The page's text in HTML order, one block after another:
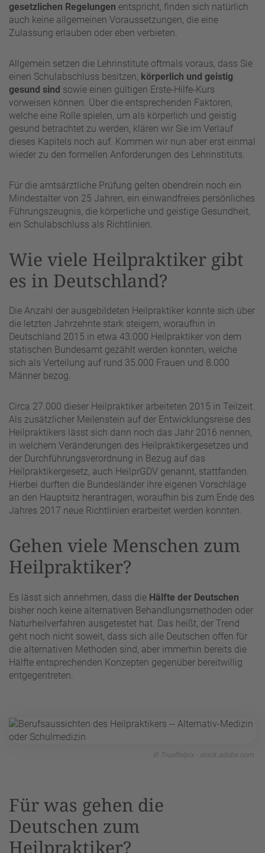
gesetzlichen Regelungen entspricht, finden sich natürlich
auch keine allgemeinen Voraussetzungen, die eine
Zulassung erlauben oder eben verbieten.
Allgemein setzen die Lehrinstitute oftmals voraus, dass Sie
einen Schulabschluss besitzen, körperlich und geistig
gesund sind sowie einen gültigen Erste-Hilfe-Kurs
vorweisen können. Über die entsprechenden Faktoren,
welche eine Rolle spielen, um als körperlich und geistig
gesund betrachtet zu werden, klären wir Sie im Verlauf
dieses Kapitels noch auf. Kommen wir nun aber erst einmal
wieder zu den formellen Anforderungen des Lehrinstituts.
Für die amtsärztliche Prüfung gelten obendrein noch ein
Mindestalter von 25 Jahren, ein einwandfreies persönliches
Führungszeugnis, die körperliche und geistige Gesundheit,
ein Schulabschluss als Richtlinien.
Wie viele Heilpraktiker gibt
es in Deutschland?
Die Anzahl der ausgebildeten Heilpraktiker konnte sich über
die letzten Jahrzehnte stark steigern, woraufhin in
Deutschland 2015 in etwa 43.000 Heilpraktiker von dem
statischen Bundesamt gezählt werden konnten, welche
sich als Verteilung auf rund 35.000 Frauen und 8.000
Männer bezog.
Circa 27.000 dieser Heilpraktiker arbeiteten 2015 in Teilzeit.
Als zusätzlicher Meilenstein auf der Entwicklungsreise des
Heilpraktikers lässt sich dann noch das Jahr 2016 nennen,
in welchem Veränderungen des Heilpraktikergesetzes und
der Durchführungsverordnung in Bezug auf das
Heilpraktikergesetz, auch HeilprGDV genannt, stattfanden.
Hierbei durften die Bundesländer ihre eigenen Vorschläge
an den Hauptsitz herantragen, woraufhin bis zum Ende des
Jahres 2017 neue Richtlinien erarbeitet werden konnten.
Gehen viele Menschen zum
Heilpraktiker?
Es lässt sich annehmen, dass die Hälfte der Deutschen
bisher noch keine alternativen Behandlungsmethoden oder
Naturheilverfahren ausgetestet hat. Das heißt, der Trend
geht noch nicht soweit, dass sich alle Deutschen offen für
die alternativen Methoden sind, aber immerhin bereits die
Hälfte entsprechenden Konzepten gegenüber bereitwillig
entgegentreten.
© Trueffelpix - stock.adobe.com
Für was gehen die
Deutschen zum
Heilpraktiker?